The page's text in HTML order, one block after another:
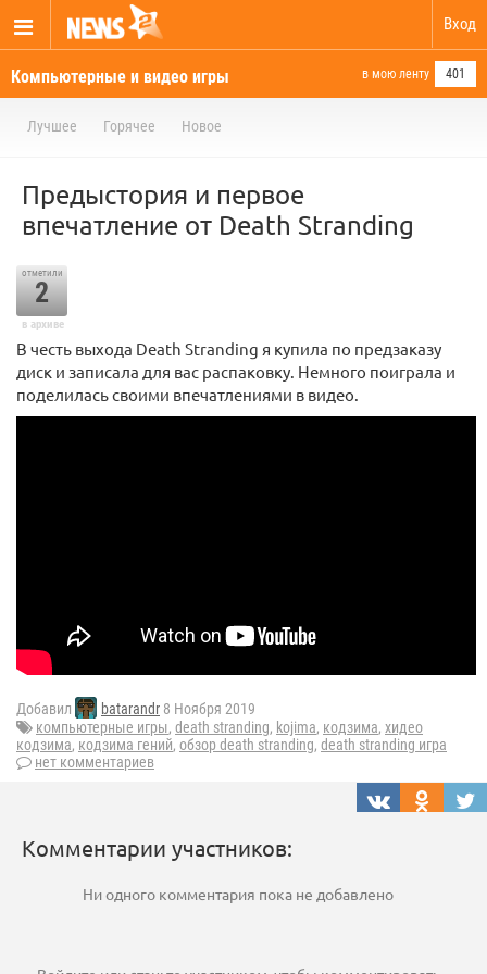
Вход
Компьютерные и видео игры в мою ленту 401
Лучшее Горячее Новое
Предыстория и первое
впечатление от Death Stranding
отметили
2
в архиве
В честь выхода Death Stranding я купила по предзаказу
диск и записала для вас распаковку. Немного поиграла и
поделилась своими впечатлениями в видео.
Добавил batarandr 8 Ноября 2019
компьютерные игры, death stranding, kojima, кодзима, хидео
кодзима, кодзима гений, обзор death stranding, death stranding игра
нет комментариев
Комментарии участников:
Ни одного комментария пока не добавлено